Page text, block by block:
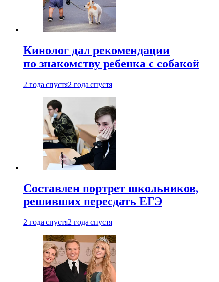
Кинолог дал рекомендации
по знакомству ребенка с собакой
2 года спустя2 года спустя
Составлен портрет школьников,
решивших пересдать ЕГЭ
2 года спустя2 года спустя